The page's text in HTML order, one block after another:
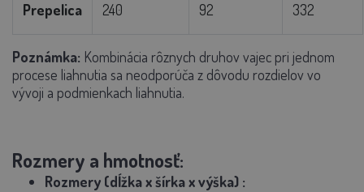
Prepelica 240 92 332
Poznámka: Kombinácia rôznych druhov vajec pri jednom
procese liahnutia sa neodporúča z dôvodu rozdielov vo
vývoji a podmienkach liahnutia.
Rozmery a hmotnosť:
Rozmery (dĺžka x šírka x výška) :